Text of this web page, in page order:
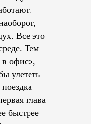
Все это
Тем
в офис»,
улететь
глава
быстрее